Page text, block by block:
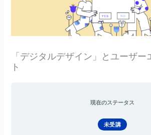
「デジタルデザイン」とユーザー
ト
現在のステータス
未受講